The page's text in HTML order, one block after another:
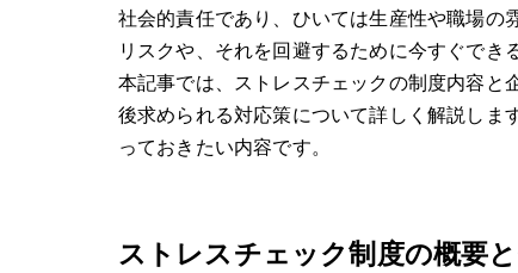
社会的責任であり、ひいては生産性や職場の
リスクや、それを回避するために今すぐでき
本記事では、ストレスチェックの制度内容と
後求められる対応策について詳しく解説しま
っておきたい内容です。
ストレスチェック制度の概要